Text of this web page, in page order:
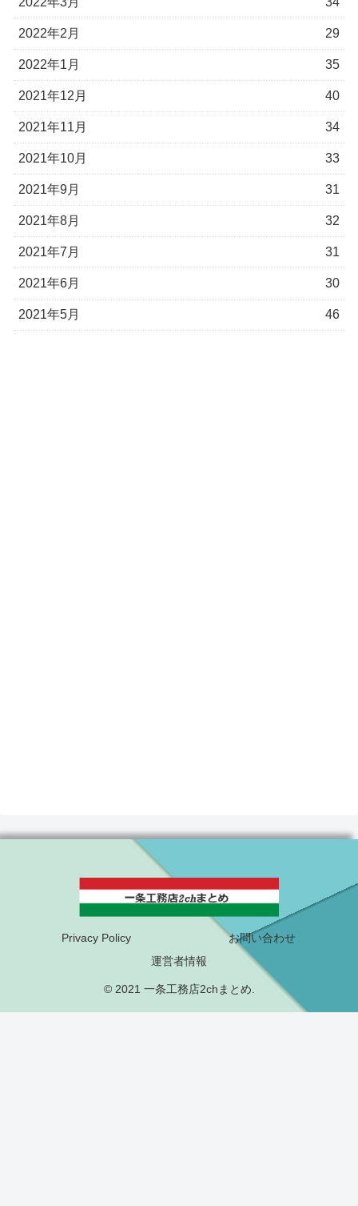
2022年2月 29
2022年1月 35
2021年12月 40
2021年11月 34
2021年10月 33
2021年9月 31
2021年8月 32
2021年7月 31
2021年6月 30
2021年5月 46
Privacy Policy
お問い合わせ
運営者情報
© 2021 一条工務店2chまとめ.